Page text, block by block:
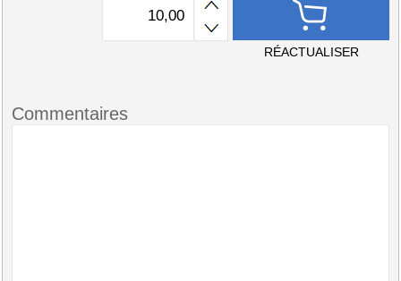
RÉACTUALISER
Commentaires